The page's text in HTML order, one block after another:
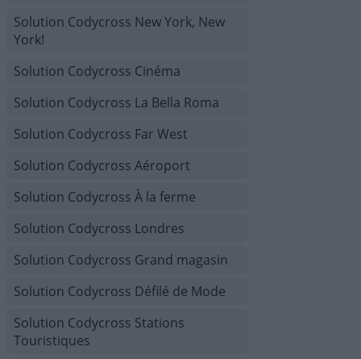
Solution Codycross New York, New
York!
Solution Codycross Cinéma
Solution Codycross La Bella Roma
Solution Codycross Far West
Solution Codycross Aéroport
Solution Codycross À la ferme
Solution Codycross Londres
Solution Codycross Grand magasin
Solution Codycross Défilé de Mode
Solution Codycross Stations
Touristiques